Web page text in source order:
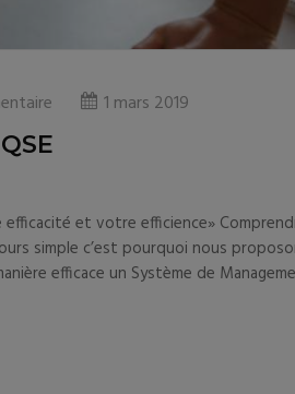
1 mars 2019
et votre efficience»
simple c’est pourquoi nous
efficace un Système de